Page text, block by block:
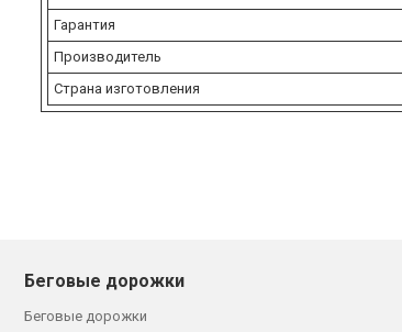
Гарантия
Производитель
Страна изготовления
Беговые дорожки
Беговые дорожки